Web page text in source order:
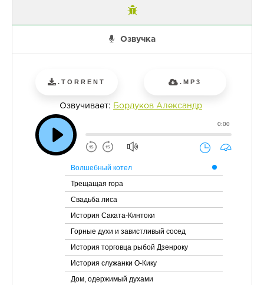
Озвучка
.TORRENT .MP3
Озвучивает: Бордуков Александр
0:00
Волшебный котел
Трещащая гора
Свадьба лиса
История Саката-Кинтоки
Горные духи и завистливый сосед
История торговца рыбой Дзенроку
История служанки О-Кику
Дом, одержимый духами